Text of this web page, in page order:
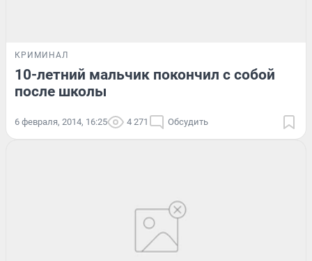
КРИМИНАЛ
10-летний мальчик покончил с собой
после школы
6 февраля, 2014, 16:25 4 271 Обсудить